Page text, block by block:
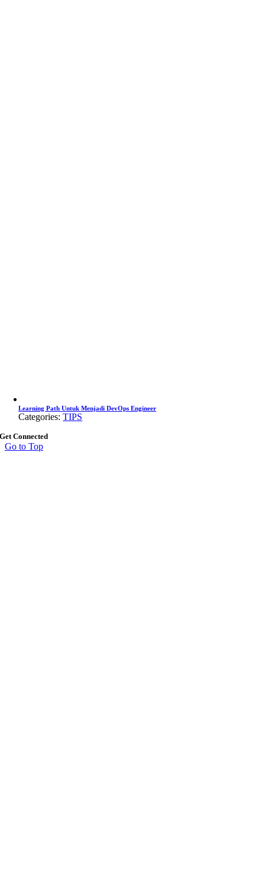
Learning Path Untuk Menjadi DevOps Engineer
Categories:TIPS
Get Connected
Go to Top